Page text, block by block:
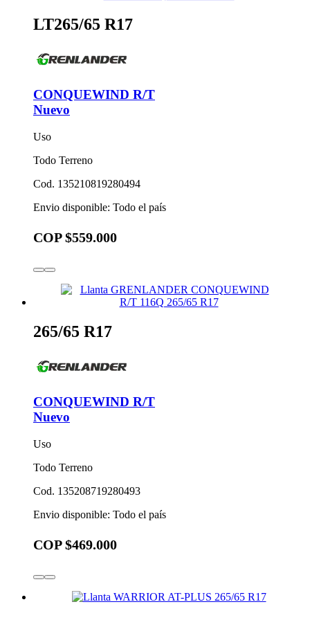
LT265/65 R17
CONQUEWIND R/T
Nuevo
Uso
Todo Terreno
Cod. 135210819280494
Envio disponible: Todo el país
COP $559.000
265/65 R17
CONQUEWIND R/T
Nuevo
Uso
Todo Terreno
Cod. 135208719280493
Envio disponible: Todo el país
COP $469.000